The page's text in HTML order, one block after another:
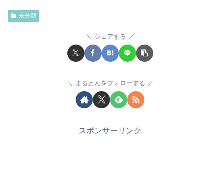
未分類
シェアする
まるとんをフォローする
スポンサーリンク